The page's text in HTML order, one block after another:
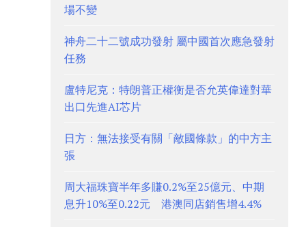
場不變
神舟二十二號成功發射 屬中國首次應急發射
任務
盧特尼克：特朗普正權衡是否允英偉達對華
出口先進AI芯片
日方：無法接受有關「敵國條款」的中方主
張
周大福珠寶半年多賺0.2%至25億元、中期
息升10%至0.22元 港澳同店銷售增4.4%